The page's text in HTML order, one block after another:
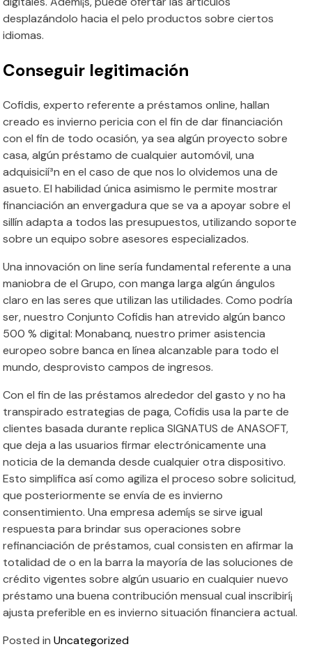
desplazándolo hacia el pelo productos sobre ciertos
idiomas.
Conseguir legitimación
Cofidis, experto referente a préstamos online, hallan
creado es invierno pericia con el fin de dar financiación
con el fin de todo ocasión, ya sea algún proyecto sobre
casa, algún préstamo de cualquier automóvil, una
adquisicií³n en el caso de que nos lo olvidemos una de
asueto. El habilidad única asimismo le permite mostrar
financiación an envergadura que se va a apoyar sobre el
sillí­n adapta a todos las presupuestos, utilizando soporte
sobre un equipo sobre asesores especializados.
Una innovación on line serí­a fundamental referente a una
maniobra de el Grupo, con manga larga algún ángulos
claro en las seres que utilizan las utilidades. Como podrí­a
ser, nuestro Conjunto Cofidis han atrevido algún banco
500 % digital: Monabanq, nuestro primer asistencia
europeo sobre banca en línea alcanzable para todo el
mundo, desprovisto campos de ingresos.
Con el fin de las préstamos alrededor del gasto y no ha
transpirado estrategias de paga, Cofidis usa la parte de
clientes basada durante replica SIGNATUS de ANASOFT,
que deja a las usuarios firmar electrónicamente una
noticia de la demanda desde cualquier otra dispositivo.
Esto simplifica así­ como agiliza el proceso sobre solicitud,
que posteriormente se envía de es invierno
consentimiento. Una empresa ademí¡s se sirve igual
respuesta para brindar sus operaciones sobre
refinanciación de préstamos, cual consisten en afirmar la
totalidad de o en la barra la mayorí­a de las soluciones de
crédito vigentes sobre algún usuario en cualquier nuevo
préstamo una buena contribución mensual cual inscribirí¡
ajusta preferible en es invierno situación financiera actual.
Posted in Uncategorized